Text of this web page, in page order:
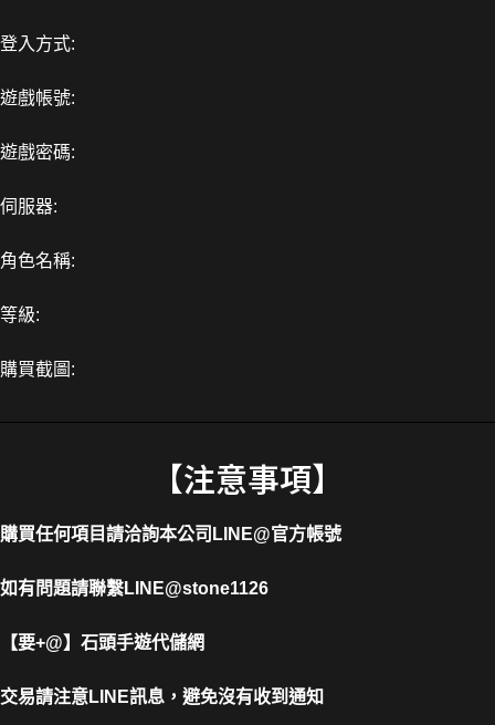
登入方式:
遊戲帳號:
遊戲密碼:
伺服器:
角色名稱:
等級:
購買截圖:
【注意事項】
購買任何項目請洽詢本公司 LINE@官方帳號
如有問題請聯繫LINE@stone1126
【要+@】 石頭手遊代儲網
交易請注意LINE訊息，避免沒有收到通知